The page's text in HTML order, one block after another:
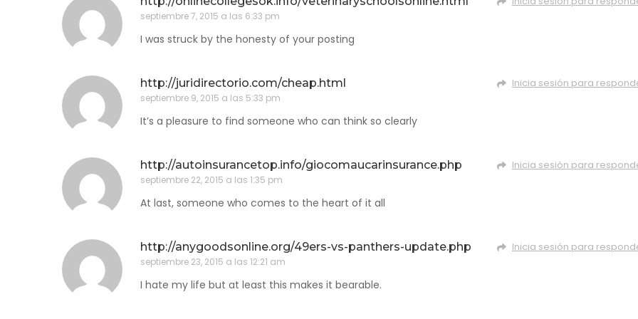
septiembre 7, 2015 a las 6:33 pm
I was struck by the honesty of your posting
http://juridirectorio.com/cheap.html
septiembre 9, 2015 a las 5:33 pm
Inicia sesión para
It’s a pleasure to find someone who can think so clearly
http://autoinsurancetop.info/giocomaucarinsurance.php
septiembre 22, 2015 a las 1:35 pm
Inicia sesión para
At last, someone who comes to the heart of it all
http://anygoodsonline.org/49ers-vs-panthers-update.php
septiembre 23, 2015 a las 12:21 am
Inicia sesión para
I hate my life but at least this makes it bearable.